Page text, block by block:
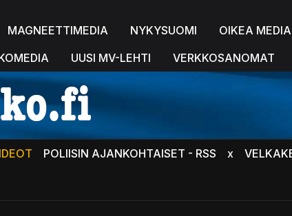
MAGNEETTIMEDIA NYKYSUOMI OIKEA MEDIA
UUSI MV-LEHTI VERKKOSANOMAT
POLIISIN AJANKOHTAISET - RSS x